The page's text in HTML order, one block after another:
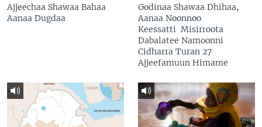
Ajjeechaa Shawaa Bahaa
Aanaa Dugdaa
Godinaa Shawaa Dhihaa,
Aanaa Noonnoo
Keessatti Misirroota
Dabalatee Namoonni
Cidharra Turan 27
Ajjeefamuun Himame